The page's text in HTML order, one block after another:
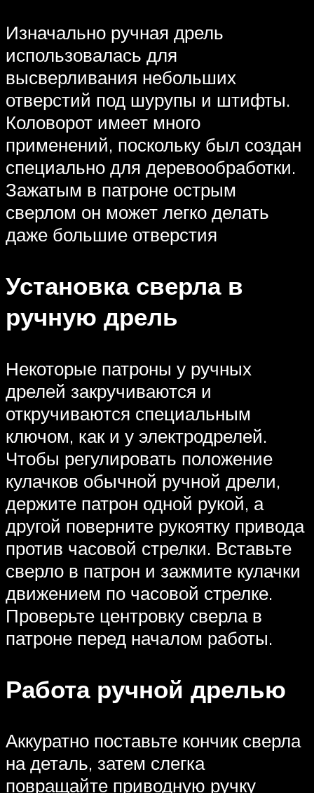
Изначально ручная дрель
использовалась для
высверливания небольших
отверстий под шурупы и штифты.
Коловорот имеет много
применений, поскольку был создан
специально для деревообработки.
Зажатым в патроне острым
сверлом он может легко делать
даже большие отверстия
Установка сверла в
ручную дрель
Некоторые патроны у ручных
дрелей закручиваются и
откручиваются специальным
ключом, как и у электродрелей.
Чтобы регулировать положение
кулачков обычной ручной дрели,
держите патрон одной рукой, а
другой поверните рукоятку привода
против часовой стрелки. Вставьте
сверло в патрон и зажмите кулачки
движением по часовой стрелке.
Проверьте центровку сверла в
патроне перед началом работы.
Работа ручной дрелью
Аккуратно поставьте кончик сверла
на деталь, затем слегка
повращайте приводную ручку